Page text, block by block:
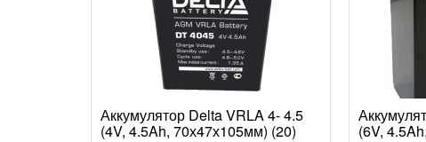
Аккумулятор Delta VRLA 4- 4.5
(4V, 4.5Ah, 70х47х105мм) (20) (6V,